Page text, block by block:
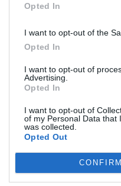
Opted In
I want to opt-out of the
Opted In
I want to opt-out of
Advertising.
Opted In
I want to opt-out of
of my Personal Data that
was collected.
Opted Out
CONFIRM